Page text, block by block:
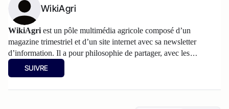
WikiAgri
WikiAgri est un pôle multimédia agricole composé d’un
magazine trimestriel et d’un site internet avec sa newsletter
d’information. Il a pour philosophie de partager, avec les
agriculteurs, les informations et les réflexions sur l’agriculture.
Les articles partagés sur Atlantico sont accessibles au grand
SUIVRE